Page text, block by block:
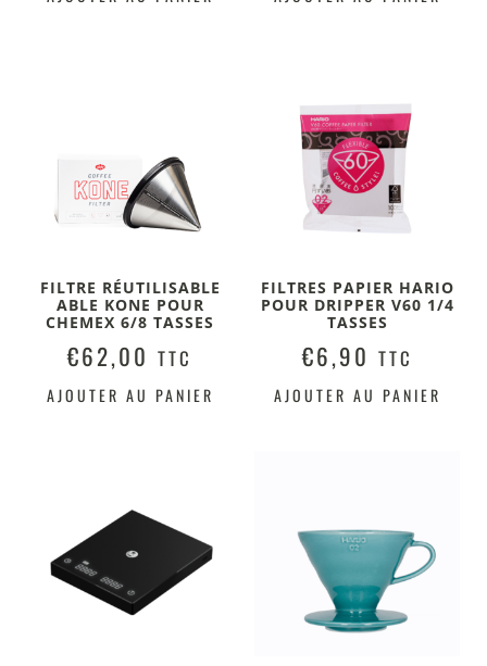
FILTRE RÉUTILISABLE
ABLE KONE POUR
CHEMEX 6/8 TASSES
€62,00 TTC
AJOUTER AU PANIER
FILTRES PAPIER HARIO
POUR DRIPPER V60 1/4
TASSES
€6,90 TTC
AJOUTER AU PANIER